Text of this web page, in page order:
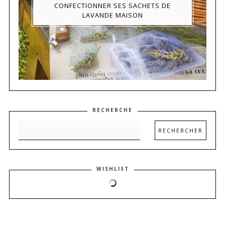
CONFECTIONNER SES SACHETS DE
LAVANDE MAISON
RECHERCHE
WISHLIST